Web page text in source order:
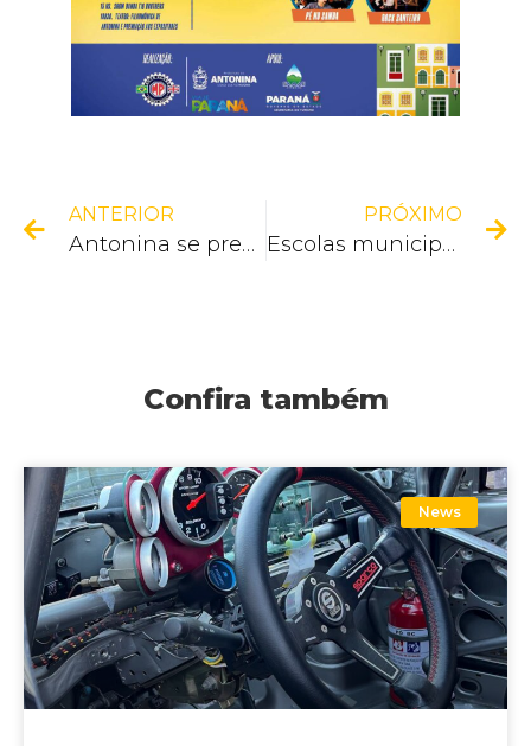
ANTERIOR
Antonina se prepara para a 37ª Festa de São Pedro na Ponta da Pita!
PRÓXIMO
Escolas municipais de Antonina recebem projeto de teatro sobre segurança no trânsito
Confira também
News